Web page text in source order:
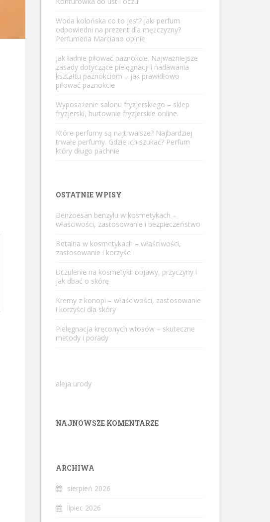
Woda kolońska co to jest? Jaki perfum
odpowiedni na prezent dla mężczyzny?
Perfumeria Marciano opinie
Jak ładnie piłować paznokcie. Najważniejsze
zasady dotyczące pielęgnacji i nadawania
kształtu paznokciom – jak prawidłowo
piłować paznokcie
Wyposażenie salonu fryzjerskiego – sklep
fryzjerski, hurtownie fryzjerskie online.
Które perfumy są najtrwalsze? Najbardziej
trwałe perfumy. Gdzie ich szukać? Perfum
który długo pachnie
OSTATNIE WPISY
Benzoesan benzylu w kosmetykach –
właściwości, zastosowanie i bezpieczeństwo
Betaina w kosmetykach – właściwości,
zastosowanie i korzyści
Uczulenie na kosmetyki: objawy, przyczyny i
jak dbać o skórę
Kremy z konopi – właściwości, zastosowanie
i korzyści dla skóry
Pielęgnacja kręconych włosów – skuteczne
metody i porady
aleja urody
NAJNOWSZE KOMENTARZE
ARCHIWA
sierpień 2026
lipiec 2026